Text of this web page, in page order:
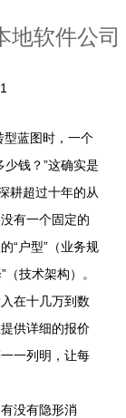
地软件公司
型蓝图时，一个
钱？”这确实是
耕超过十年的从
有一个固定的
“户型”（业务规
技术架构）。
在十几万到数
供详细的报价
一列明，让每
没有隐形消